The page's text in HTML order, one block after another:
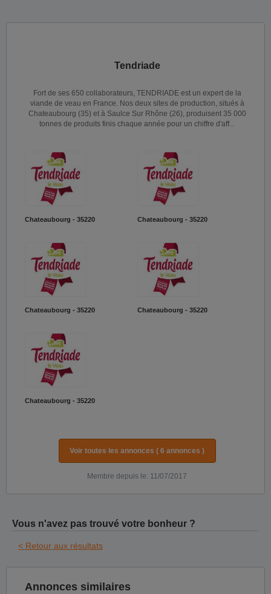
Tendriade
Fort de ses 650 collaborateurs, TENDRIADE est un expert de la
viande de veau en France. Nos deux sites de production, situés à
Chateaubourg (35) et à Saulce Sur Rhône (26), produisent 35 000
tonnes de produits finis chaque année pour un chiffre d'aff...
Chateaubourg - 35220 Chateaubourg - 35220
Chateaubourg - 35220 Chateaubourg - 35220
Chateaubourg - 35220
Voir toutes les annonces ( 6 annonces )
Membre depuis le: 11/07/2017
Vous n'avez pas trouvé votre bonheur ?
< Retour aux résultats
Annonces similaires